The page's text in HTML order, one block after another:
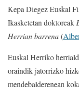
Kepa Diegez Euskal
Ikasketetan doktoreak
Herrian barrena(
Euskal Herriko
oraindik jatorrizko
mendebalderenean